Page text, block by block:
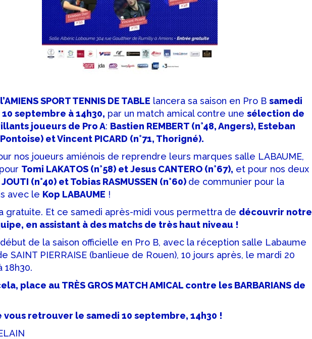
SPORT TENNIS DE TABLE lancera sa saison en Pro B samedi
10 septembre à 14h30, par un match amical contre une sélection de
joueurs de Pro A: Bastien REMBERT (n°48, Angers), Esteban
Pontoise) et Vincent PICARD (n°71, Thorigné).
nos joueurs amiénois de reprendre leurs marques salle LABAUME,
Tomi LAKATOS (n°58) et Jesus CANTERO (n°67), et pour nos deux
(n°40) et Tobias RASMUSSEN (n°60) de communier pour la
avec le Kop LABAUME !
gratuite. Et ce samedi après-midi vous permettra de découvrir notre
en assistant à des matchs de très haut niveau !
de la saison officielle en Pro B, avec la réception salle Labaume
SAINT PIERRAISE (banlieue de Rouen), 10 jours après, le mardi 20
place au TRÈS GROS MATCH AMICAL contre les BARBARIANS de
vous retrouver le samedi 10 septembre, 14h30 !